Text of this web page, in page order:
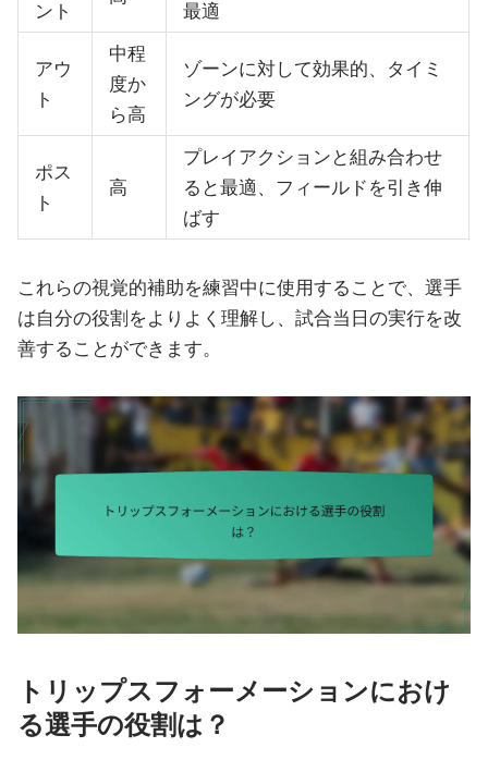
ント
最適
アウ
ト
中程
度か
ら高
ゾーンに対して効果的、タイミ
ングが必要
ポス
ト
高
プレイアクションと組み合わせ
ると最適、フィールドを引き伸
ばす
これらの視覚的補助を練習中に使用することで、選手
は自分の役割をよりよく理解し、試合当日の実行を改
善することができます。
トリップスフォーメーションにおけ
る選手の役割は？